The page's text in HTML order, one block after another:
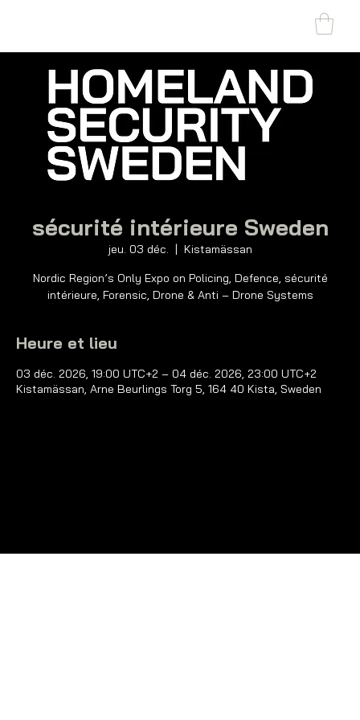
echno lo gies Inc.
sécurité intérieure Sweden
jeu. 03 déc.
  |
Kistamässan
Nordic Region’s Only Expo on Policing, Defence, sécurité
intérieure, Forensic, Drone & Anti – Drone Systems
Heure et lieu
03 déc. 2026, 19:00 UTC+2 – 04 déc. 2026, 23:00 UTC+2
Kistamässan, Arne Beurlings Torg 5, 164 40 Kista, Sweden